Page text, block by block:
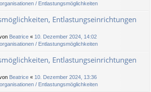
/ Entlastungsmöglichkeiten
Entlastungseinrichtungen
Beatrice « 10. Dezember 2024, 14:02
/ Entlastungsmöglichkeiten
Entlastungseinrichtungen
Beatrice « 10. Dezember 2024, 13:36
/ Entlastungsmöglichkeiten